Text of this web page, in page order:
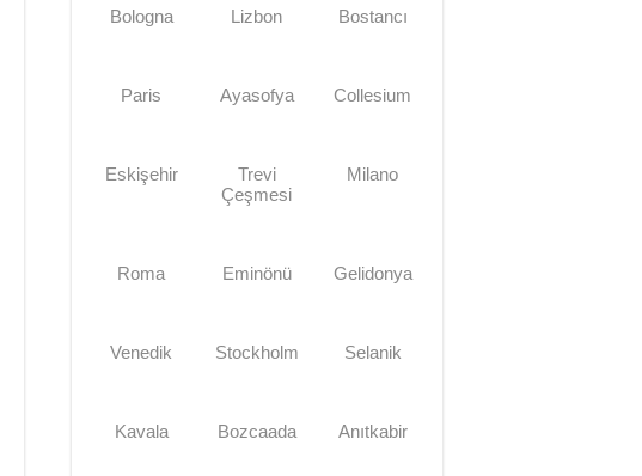
Bologna Lizbon Bostancı
Paris Ayasofya Collesium
Eskişehir
Trevi
Çeşmesi
Milano
Roma Eminönü Gelidonya
Venedik Stockholm Selanik
Kavala Bozcaada Anıtkabir